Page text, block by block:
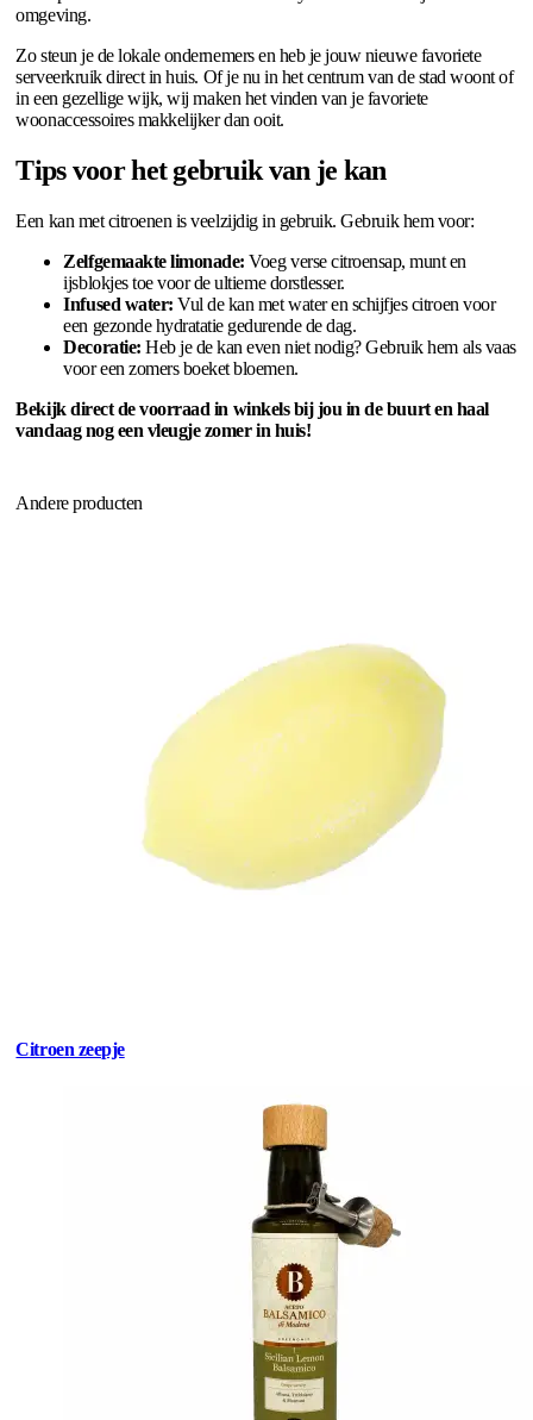
omgeving.
Zo steun je de lokale ondernemers en heb je jouw nieuwe favoriete
serveerkruik direct in huis. Of je nu in het centrum van de stad woont of
in een gezellige wijk, wij maken het vinden van je favoriete
woonaccessoires makkelijker dan ooit.
Tips voor het gebruik van je kan
Een kan met citroenen is veelzijdig in gebruik. Gebruik hem voor:
Zelfgemaakte limonade: Voeg verse citroensap, munt en
ijsblokjes toe voor de ultieme dorstlesser.
Infused water: Vul de kan met water en schijfjes citroen voor
een gezonde hydratatie gedurende de dag.
Decoratie: Heb je de kan even niet nodig? Gebruik hem als vaas
voor een zomers boeket bloemen.
Bekijk direct de voorraad in winkels bij jou in de buurt en haal
vandaag nog een vleugje zomer in huis!
Andere producten
Citroen zeepje